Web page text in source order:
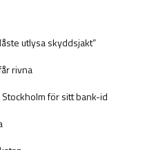
utlysa skyddsjakt”
rivna
för sitt bank-id